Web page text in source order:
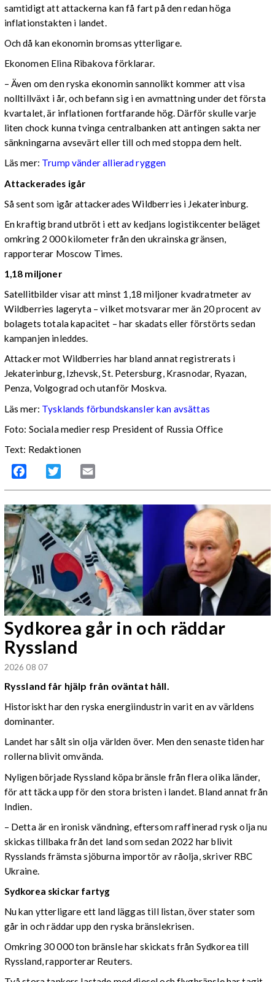
samtidigt att attackerna kan få fart på den redan höga
inflationstakten i landet.
Och då kan ekonomin bromsas ytterligare.
Ekonomen Elina Ribakova förklarar.
– Även om den ryska ekonomin sannolikt kommer att visa
nolltillväxt i år, och befann sig i en avmattning under det första
kvartalet, är inflationen fortfarande hög. Därför skulle varje
liten chock kunna tvinga centralbanken att antingen sakta ner
sänkningarna avsevärt eller till och med stoppa dem helt.
Läs mer: Trump vänder allierad ryggen
Attackerades igår
Så sent som igår attackerades Wildberries i Jekaterinburg.
En kraftig brand utbröt i ett av kedjans logistikcenter beläget
omkring 2 000 kilometer från den ukrainska gränsen,
rapporterar Moscow Times.
1,18 miljoner
Satellitbilder visar att minst 1,18 miljoner kvadratmeter av
Wildberries lageryta – vilket motsvarar mer än 20 procent av
bolagets totala kapacitet – har skadats eller förstörts sedan
kampanjen inleddes.
Attacker mot Wildberries har bland annat registrerats i
Jekaterinburg, Izhevsk, St. Petersburg, Krasnodar, Ryazan,
Penza, Volgograd och utanför Moskva.
Läs mer: Tysklands förbundskansler kan avsättas
Foto: Sociala medier resp President of Russia Office
Text: Redaktionen
Facebook Twitter
Sydkorea går in och räddar
Ryssland
2026 08 07
Ryssland får hjälp från oväntat håll.
Historiskt har den ryska energiindustrin varit en av världens
dominanter.
Landet har sålt sin olja världen över. Men den senaste tiden har
rollerna blivit omvända.
Nyligen började Ryssland köpa bränsle från flera olika länder,
för att täcka upp för den stora bristen i landet. Bland annat från
Indien.
– Detta är en ironisk vändning, eftersom raffinerad rysk olja nu
skickas tillbaka från det land som sedan 2022 har blivit
Rysslands främsta sjöburna importör av råolja, skriver RBC
Ukraine.
Sydkorea skickar fartyg
Nu kan ytterligare ett land läggas till listan, över stater som
går in och räddar upp den ryska bränslekrisen.
Omkring 30 000 ton bränsle har skickats från Sydkorea till
Ryssland, rapporterar Reuters.